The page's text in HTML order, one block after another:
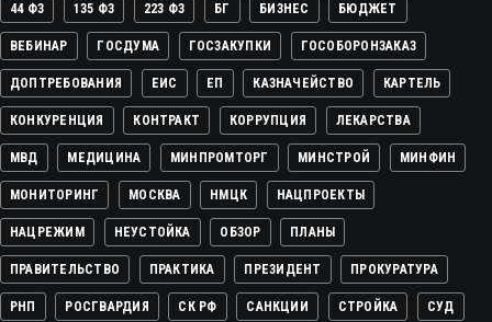
44 ФЗ 135 ФЗ 223 ФЗ БГ БИЗНЕС БЮДЖЕТ
ВЕБИНАР ГОСДУМА ГОСЗАКУПКИ ГОСОБОРОНЗАКАЗ
ДОПТРЕБОВАНИЯ ЕИС ЕП КАЗНАЧЕЙСТВО КАРТЕЛЬ
КОНКУРЕНЦИЯ КОНТРАКТ КОРРУПЦИЯ ЛЕКАРСТВА
МВД МЕДИЦИНА МИНПРОМТОРГ МИНСТРОЙ МИНФИН
МОНИТОРИНГ МОСКВА НМЦК НАЦПРОЕКТЫ
НАЦРЕЖИМ НЕУСТОЙКА ОБЗОР ПЛАНЫ
ПРАВИТЕЛЬСТВО ПРАКТИКА ПРЕЗИДЕНТ ПРОКУРАТУРА
РНП РОСГВАРДИЯ СК РФ САНКЦИИ СТРОЙКА СУД